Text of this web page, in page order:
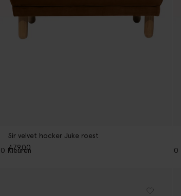
Sir velvet hocker Juke roest
479.00
Kleuren 10